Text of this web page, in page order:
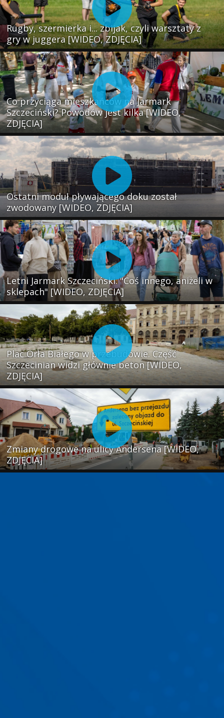
Rugby, szermierka i... zbijak, czyli warsztaty z
gry w juggera [WIDEO, ZDJĘCIA]
Co przyciąga mieszkańców na Jarmark
Szczeciński? Powodów jest kilka [WIDEO,
ZDJĘCIA]
Ostatni moduł pływającego doku został
zwodowany [WIDEO, ZDJĘCIA]
Letni Jarmark Szczeciński. "Coś innego, aniżeli w
sklepach" [WIDEO, ZDJĘCIA]
Plac Orła Białego w przebudowie. Część
Szczecinian widzi głównie beton [WIDEO,
ZDJĘCIA]
Zmiany drogowe na ulicy Andersena [WIDEO,
ZDJĘCIA]